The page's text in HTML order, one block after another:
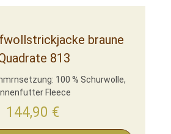
braune
813
100 % Schurwolle,
Innenfutter Fleece
144,90 €